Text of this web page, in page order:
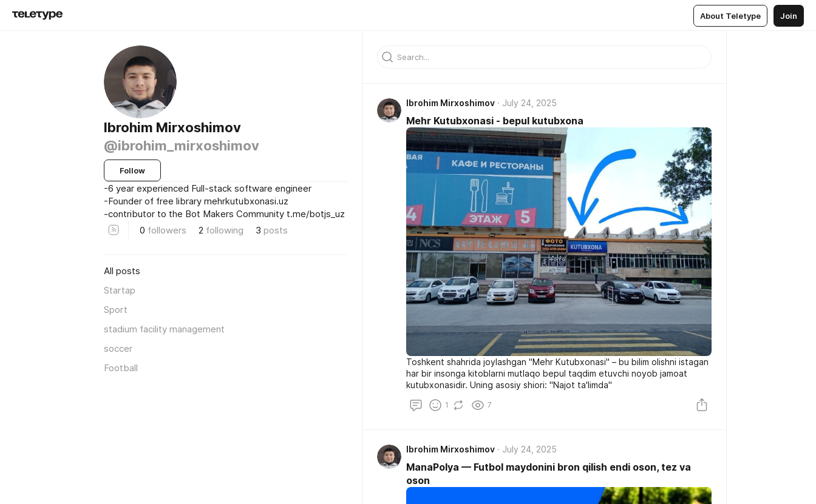
About Teletype Join
Ibrohim Mirxoshimov
@ibrohim_mirxoshimov
Follow
-6 year experienced Full-stack software engineer
-Founder of free library mehrkutubxonasi.uz
-contributor to the Bot Makers Community t.me/botjs_uz
0 followers 2 following 3 posts
All posts
Startap
Sport
stadium facility management
soccer
Football
Ibrohim Mirxoshimov July 24, 2025
Mehr Kutubxonasi - bepul kutubxona
Toshkent shahrida joylashgan "Mehr Kutubxonasi" – bu bilim olishni istagan
har bir insonga kitoblarni mutlaqo bepul taqdim etuvchi noyob jamoat
kutubxonasidir. Uning asosiy shiori: "Najot ta'limda"
1 7
Ibrohim Mirxoshimov July 24, 2025
ManaPolya — Futbol maydonini bron qilish endi oson, tez va
oson